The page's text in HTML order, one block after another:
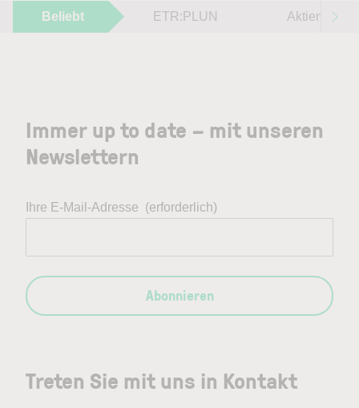
Beliebt ETR:PLUN Aktien im
Treten Sie mit uns in Kontakt
Immer up to date – mit unseren
Newslettern
Ihre E-Mail-Adresse (erforderlich)
Abonnieren